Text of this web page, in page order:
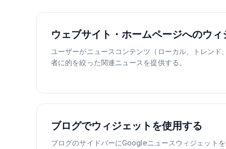
ウェブサイト・ホームページへのウ
ユーザーがニュースコンテンツ（ローカル、トレンド
者に的を絞った関連ニュースを提供する。
ブログでウィジェットを使用する
ブログのサイドバーにGoogleニュースウィジェット